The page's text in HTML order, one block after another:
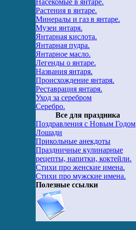
Растения в янтаре.
Минералы и газ в янтаре.
Музеи янтаря.
Янтарная кислота.
Янтарная пудра.
Янтарное масло.
Легенды о янтаре.
Названия янтаря.
Происхождение янтаря.
Реставрация янтаря.
Уход за серебром
Серебро.
Все для праздника
Поздравления с Новым Годом
Лошади
Прикольные анекдоты
Праздничные кулинарные
рецепты, напитки, коктейли.
Стихи про женские имена.
Стихи про мужские имена.
Полезные ссылки